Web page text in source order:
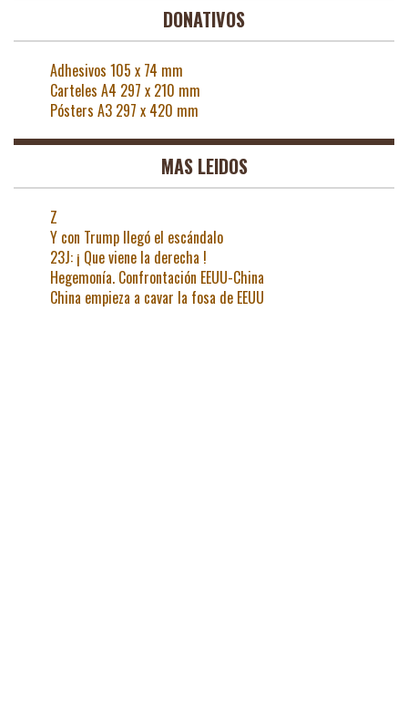
DONATIVOS
Adhesivos 105 x 74 mm
Carteles A4 297 x 210 mm
Pósters A3 297 x 420 mm
MAS LEIDOS
Z
Y con Trump llegó el escándalo
23J: ¡ Que viene la derecha !
Hegemonía. Confrontación EEUU-China
China empieza a cavar la fosa de EEUU